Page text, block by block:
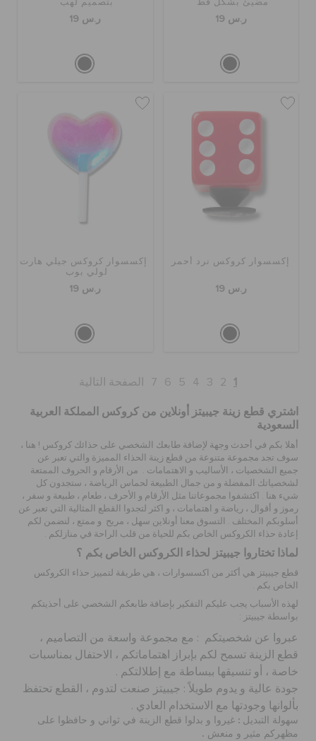
مضيئ بشكل قط
ر.س 19
بتصميم لهب
ر.س 19
إكسسوار كروكس نرد أحمر
ر.س 19
إكسسوار كروكس جيلي هارت
لولي بوب
ر.س 19
1
2
3
4
5
6
7 الصفحة التالية
اشتري قطع زينة جيبيتز أونلاين من كروكس المملكة العربية
السعودية
أهلا بكم في أحدث وجهة لإضافة طابعك الشخصي على حذائك كروكس ! هنا ،
سوف تجد مجموعة متنوعة من قطع زينة الحذاء المميزة والتي تعبر عن
جميع الشخصيات ، الأساليب و الاهتمامات . من الأرقام و الحروف الممتعة
لشخصياتك المفضلة و من جمال الطبيعة لحماس الرياضة ، ستجدون كل
شيء هنا . اكتشفوا مجموعاتنا مثل
الأرقام و الأحرف ، طعام ، طبيعة و سفر ،
رموز و أقوال ، رياضة و اهتمامات ، و اكثر لتجدوا القطع المثالية التي تعبر عن
أسلوبكم المختلف . التسوق معنا أونلاين سهل ، مريح و ممتع ، لنضمن لكم
إعادة حذاء الكروكس الخاص بكم للحياة من قلب الراحة في منازلكم .
لماذا تختاروا جيبيتز لحذاء الكروكس الخاص بكم ؟
قطع جيبيتز هي أكثر من اكسسوارات ، هي طريقة لتمييز حذاء الكروكس
الخاص بكم .
لهذه الأسباب يجب عليكم التفكير بإضافة طابعكم الشخصي على أحذيتكم
بواسطة جيبيتز :
عبروا عن شخصيتكم : مع مجموعة واسعة من التصاميم ،
قطع الزينة تسمح لكم بإبراز اهتماماتكم ، الاحتفال بمناسبات
خاصة ، أو تنسيقها ببساطة مع إطلالتكم .
جودة عالية و يدوم طويلاً : جيبيتز صنعت لتدوم ، القطع تحتفظ
بألوانها وجودتها مع الاستخدام العادي .
سهولة التبديل : غيروا و بدلوا قطع الزينة في ثواني و حافظوا على
مظهركم مثير و منعش .